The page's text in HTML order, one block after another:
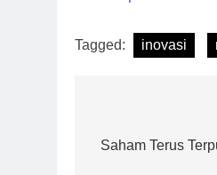
Tagged: inovasi
navigation
Saham Terus